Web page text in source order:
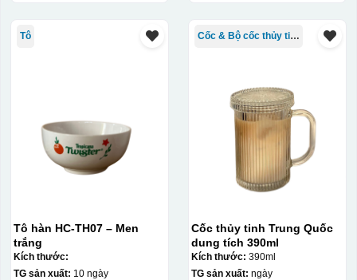
Tô
Tô hàn HC-TH07 – Men
trắng
Kích thước:
TG sản xuất: 10 ngày
Cốc & Bộ cốc thủy tinh TQ
Cốc thủy tinh Trung Quốc
dung tích 390ml
Kích thước: 390ml
TG sản xuất: ngày